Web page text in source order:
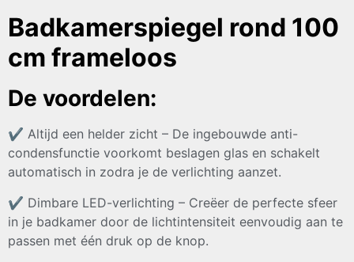
Badkamerspiegel rond 100
cm frameloos
De voordelen:
✔ Altijd een helder zicht – De ingebouwde anti-
condensfunctie voorkomt beslagen glas en schakelt
automatisch in zodra je de verlichting aanzet.
✔ Dimbare LED-verlichting – Creëer de perfecte sfeer
in je badkamer door de lichtintensiteit eenvoudig aan te
passen met één druk op de knop.